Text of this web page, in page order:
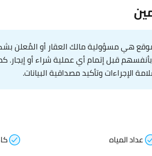
هي مسؤولية مالك العقار أو المُعلن
قبل إتمام أي عملية شراء أو إيجار. كما
الإجراءات وتأكيد مصداقية البيانات.
عداد المياه